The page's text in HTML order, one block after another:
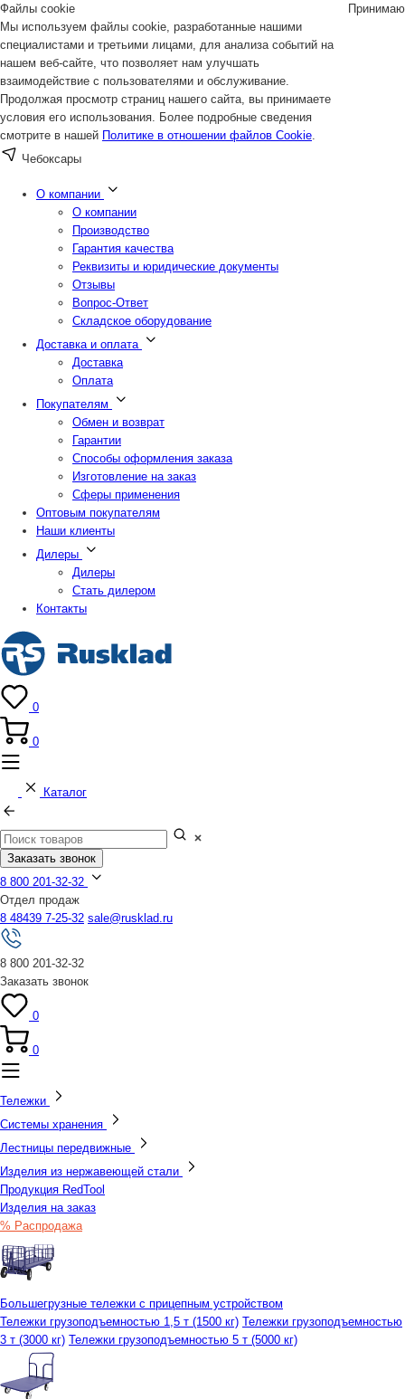
Файлы cookie
Мы используем файлы cookie, разработанные нашими
специалистами и третьими лицами, для анализа событий на
нашем веб-сайте, что позволяет нам улучшать
взаимодействие с пользователями и обслуживание.
Продолжая просмотр страниц нашего сайта, вы принимаете
условия его использования. Более подробные сведения
смотрите в нашей Политике в отношении файлов Cookie.
Принимаю
Чебоксары
О компании
О компании
Производство
Гарантия качества
Реквизиты и юридические документы
Отзывы
Вопрос-Ответ
Складское оборудование
Доставка и оплата
Доставка
Оплата
Покупателям
Обмен и возврат
Гарантии
Способы оформления заказа
Изготовление на заказ
Сферы применения
Оптовым покупателям
Наши клиенты
Дилеры
Дилеры
Стать дилером
Контакты
0
0
Каталог
Заказать звонок
8 800 201-32-32
Отдел продаж
8 48439 7-25-32 sale@rusklad.ru
8 800 201-32-32
Заказать звонок
0
0
Тележки
Системы хранения
Лестницы передвижные
Изделия из нержавеющей стали
Продукция RedTool
Изделия на заказ
% Распродажа
Большегрузные тележки с прицепным устройством
Тележки грузоподъемностью 1,5 т (1500 кг) Тележки грузоподъемностью
3 т (3000 кг) Тележки грузоподъемностью 5 т (5000 кг)